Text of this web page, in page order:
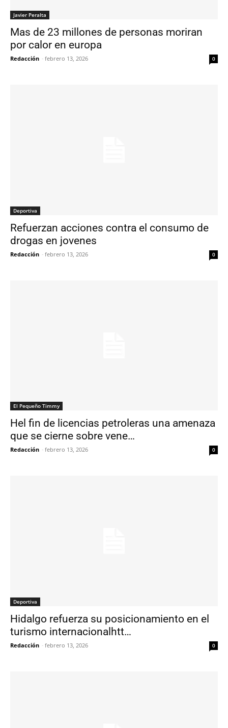
Javier Peralta
Mas de 23 millones de personas moriran
por calor en europa
Redacción - febrero 13, 2026 0
Deportiva
Refuerzan acciones contra el consumo de
drogas en jovenes
Redacción - febrero 13, 2026 0
El Pequeño Timmy
Hel fin de licencias petroleras una amenaza
que se cierne sobre vene…
Redacción - febrero 13, 2026 0
Deportiva
Hidalgo refuerza su posicionamiento en el
turismo internacionalhtt…
Redacción - febrero 13, 2026 0